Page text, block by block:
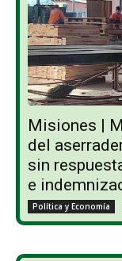
Misiones |
del
sin
e
Política y Economía